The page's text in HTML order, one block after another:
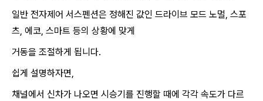
일반 전자제어 서스펜션은 정해진 값인 드라이브 모드 노멀, 스포
츠, 에코, 스마트 등의 상황에 맞게
거동을 조절하게 됩니다.
쉽게 설명하자면,
채널에서 신차가 나오면 시승기를 진행할 때에 각각 속도가 다르